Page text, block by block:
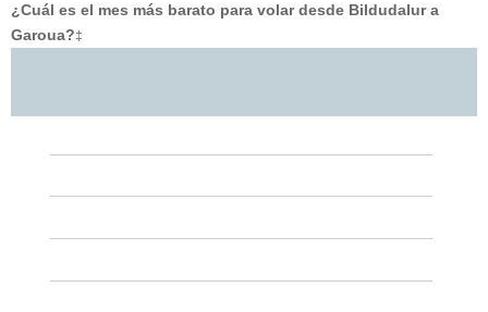
¿Cuál es el mes más barato para volar desde Bildudalur a
Garoua?‡